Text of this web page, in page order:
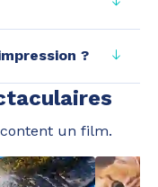
?
un film.